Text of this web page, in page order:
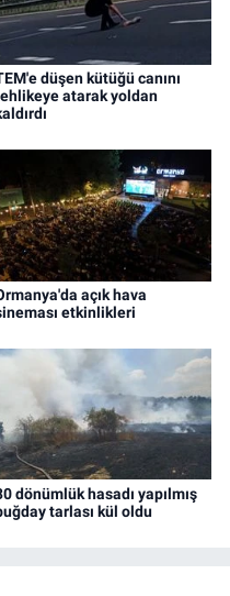
düşen kütüğü canını
atarak yoldan
açık hava
etkinlikleri
dönümlük hasadı yapılmış
tarlası kül oldu